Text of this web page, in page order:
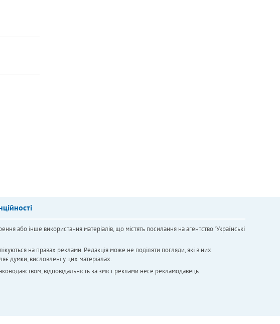
або інше використання матеріалів, що містять посилання на агентство "Українськi
на правах реклами. Редакція може не поділяти погляди, які в них
думки, висловлені у цих матеріалах.
відповідальність за зміст реклами несе рекламодавець.